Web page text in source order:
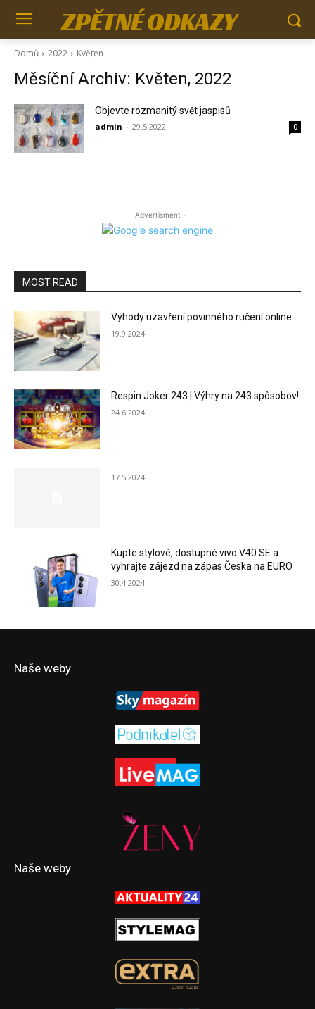
ZPĚTNÉ ODKAZY
Domů 2022 Květen
Měsíční Archiv: Květen, 2022
Objevte rozmanitý svět jaspisů
admin - 29.5.2022 0
- Advertisment -
MOST READ
Výhody uzavření povinného ručení online
19.9.2024
Respin Joker 243 | Výhry na 243 spôsobov!
24.6.2024
17.5.2024
Kupte stylové, dostupné vivo V40 SE a
vyhrajte zájezd na zápas Česka na EURO
30.4.2024
Naše weby
Naše weby